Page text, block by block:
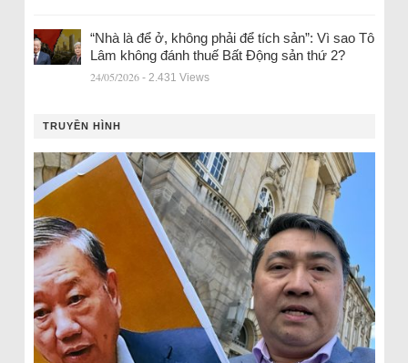
“Nhà là để ở, không phải để tích sản”: Vì sao Tô
Lâm không đánh thuế Bất Động sản thứ 2?
24/05/2026 - 2.431 Views
TRUYỀN HÌNH